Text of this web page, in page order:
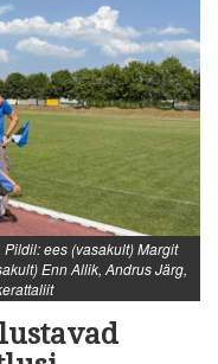
ees (vasakult) Margit
Enn Allik, Andrus Järg,